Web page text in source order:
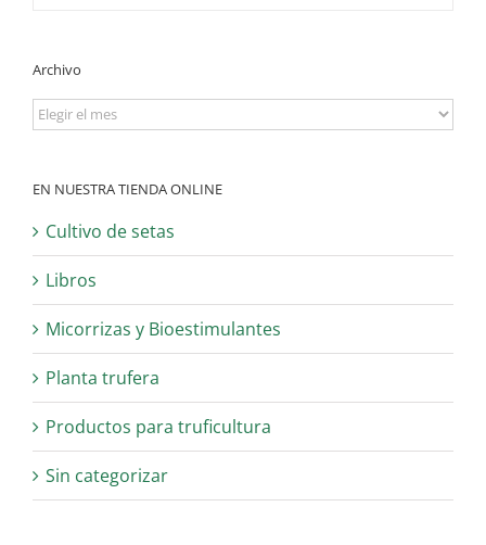
Archivo
Archivo
EN NUESTRA TIENDA ONLINE
Cultivo de setas
Libros
Micorrizas y Bioestimulantes
Planta trufera
Productos para truficultura
Sin categorizar